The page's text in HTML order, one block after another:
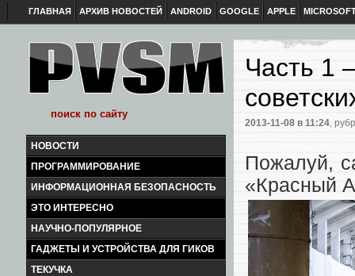
ГЛАВНАЯ АРХИВ НОВОСТЕЙ ANDROID GOOGLE APPLE
НОВОСТИ
ПРОГРАММИРОВАНИЕ
ИНФОРМАЦИОННАЯ БЕЗОПАСНОСТЬ
ЭТО ИНТЕРЕСНО
НАУЧНО-ПОПУЛЯРНОЕ
ГАДЖЕТЫ И УСТРОЙСТВА ДЛЯ ГИКОВ
ТЕКУЧКА
Часть 1
2013-11-08 в 11:24,
Пожалуй,
«Красный